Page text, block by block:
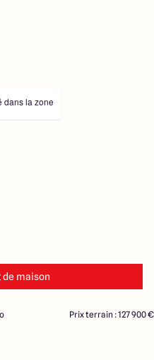
de maison
dans la zone
Prix terrain : 127 900 €